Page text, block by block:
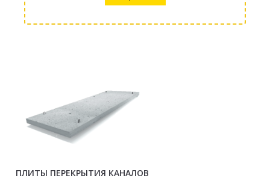
ПЛИТЫ ПЕРЕКРЫТИЯ КАНАЛОВ